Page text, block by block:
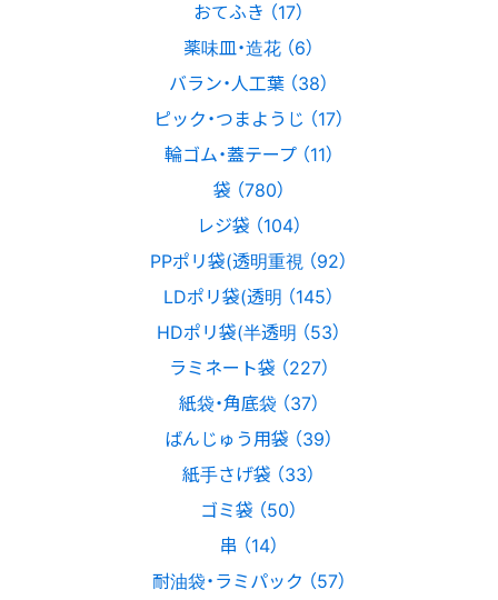
おてふき （17）
薬味皿・造花 （6）
バラン・人工葉 （38）
ピック・つまようじ （17）
輪ゴム・蓋テープ （11）
袋 （780）
レジ袋 （104）
PPポリ袋(透明重視 （92）
LDポリ袋(透明 （145）
HDポリ袋(半透明 （53）
ラミネート袋 （227）
紙袋・角底袋 （37）
ばんじゅう用袋 （39）
紙手さげ袋 （33）
ゴミ袋 （50）
串 （14）
耐油袋・ラミパック （57）